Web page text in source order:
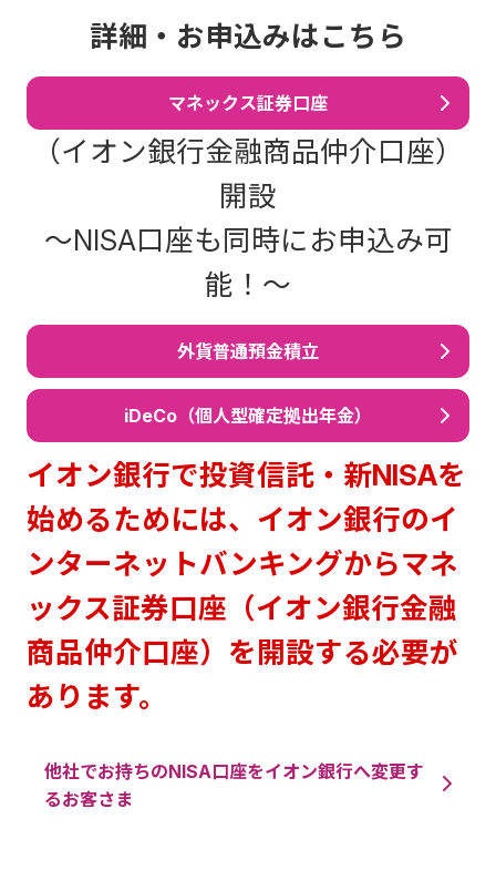
詳細・お申込みはこちら
マネックス証券口座
（イオン銀行金融商品仲介口座）
開設
～NISA口座も同時にお申込み可
能！～
外貨普通預金積立
iDeCo（個人型確定拠出年金）
イオン銀行で投資信託・新NISAを
始めるためには、イオン銀行のイ
ンターネットバンキングからマネ
ックス証券口座（イオン銀行金融
商品仲介口座）を開設する必要が
あります。
他社でお持ちのNISA口座をイオン銀行へ変更す
るお客さま